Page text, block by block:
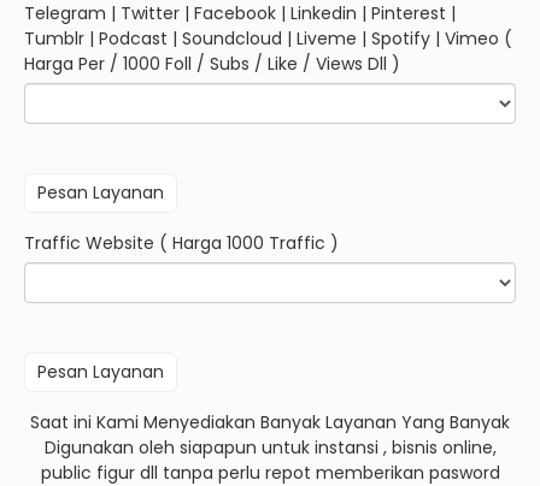
Telegram | Twitter | Facebook | Linkedin | Pinterest |
Tumblr | Podcast | Soundcloud | Liveme | Spotify | Vimeo (
Harga Per / 1000 Foll / Subs / Like / Views Dll )
Traffic Website ( Harga 1000 Traffic )
Saat ini Kami Menyediakan Banyak Layanan Yang Banyak
Digunakan oleh siapapun untuk instansi , bisnis online,
public figur dll tanpa perlu repot memberikan pasword